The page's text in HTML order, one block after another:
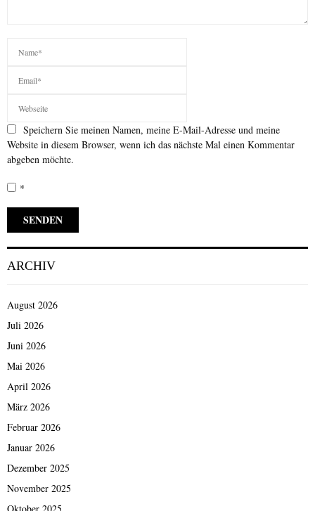
Speichern Sie meinen Namen, meine E-Mail-Adresse und meine
Website in diesem Browser, wenn ich das nächste Mal einen Kommentar
abgeben möchte.
*
ARCHIV
August 2026
Juli 2026
Juni 2026
Mai 2026
April 2026
März 2026
Februar 2026
Januar 2026
Dezember 2025
November 2025